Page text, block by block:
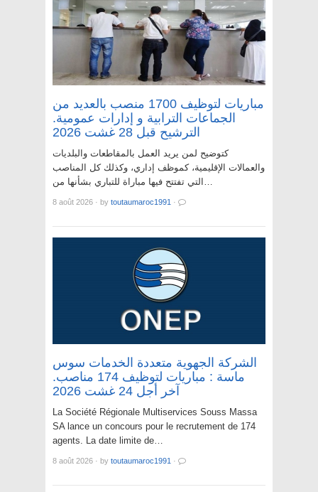
مباريات لتوظيف 1700 منصب بالعديد من
الجماعات الترابية و إدارات عمومية.
الترشيح قبل 28 غشت 2026
كتوضيح لمن يريد العمل بالمقاطعات والبلديات
والعمالات الإقليمية، كموظف إداري، وكذلك كل المناصب
التي تفتتح فيها مباراة للتباري بشأنها من…
8 août 2026 · by toutaumaroc1991 ·
الشركة الجهوية متعددة الخدمات سوس
ماسة : مباريات لتوظيف 174 مناصب.
آخر أجل 24 غشت 2026
La Société Régionale Multiservices Souss Massa
SA lance un concours pour le recrutement de 174
agents. La date limite de…
8 août 2026 · by toutaumaroc1991 ·